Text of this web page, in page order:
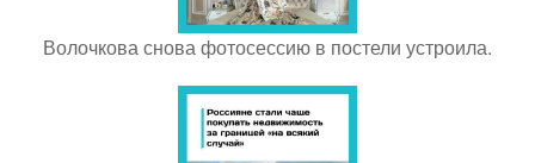
Волочкова снова фотосессию в постели устроила.